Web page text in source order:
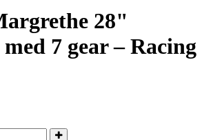
28"
7 gear – Racing